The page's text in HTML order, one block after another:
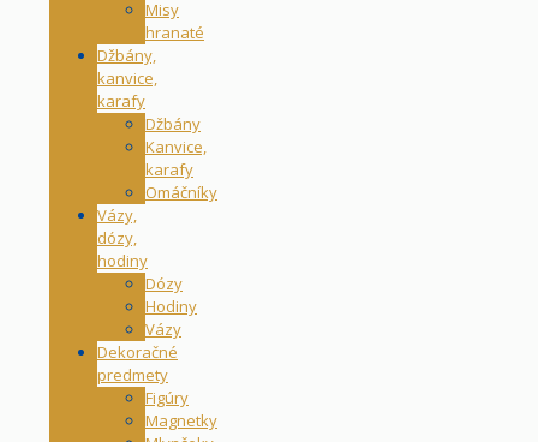
Misy
hranaté
Džbány,
kanvice,
karafy
Džbány
Kanvice,
karafy
Omáčníky
Vázy,
dózy,
hodiny
Dózy
Hodiny
Vázy
Dekoračné
predmety
Figúry
Magnetky